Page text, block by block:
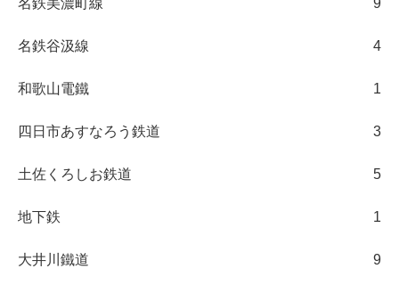
名鉄谷汲線 4
和歌山電鐵 1
四日市あすなろう鉄道 3
土佐くろしお鉄道 5
地下鉄 1
大井川鐵道 9